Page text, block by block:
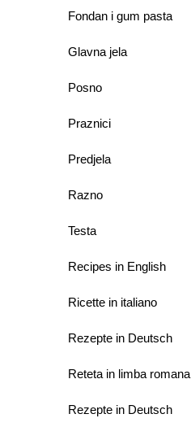
Fondan i gum pasta
Glavna jela
Posno
Praznici
Predjela
Razno
Testa
Recipes in English
Ricette in italiano
Rezepte in Deutsch
Reteta in limba romana
Rezepte in Deutsch